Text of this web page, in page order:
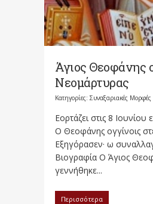
Άγιος Θεοφάνης
Νεομάρτυρας
Κατηγορίες: Συναξαριακές Μορφές
Εορτάζει στις 8 Ιουνίου
O Θεοφάνης ογγίνοις
Eξηγόρασεν· ω
Βιογραφία Ο Άγιος
γεννήθηκε...
Περισσότερα